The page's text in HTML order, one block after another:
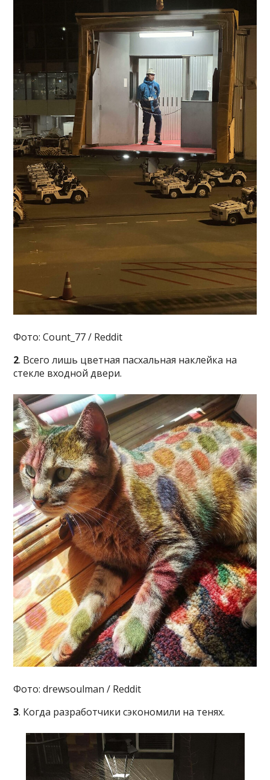
Фото: Count_77 / Reddit
2. Всего лишь цветная пасхальная наклейка на
стекле входной двери.
Фото: drewsoulman / Reddit
3. Когда разработчики сэкономили на тенях.